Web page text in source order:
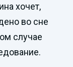
хочет,
во сне
случае